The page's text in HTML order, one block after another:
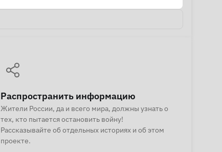
Распространить информацию
Жители России, да и всего мира, должны узнать о
тех, кто пытается остановить войну!
Рассказывайте об отдельных историях и об этом
проекте.